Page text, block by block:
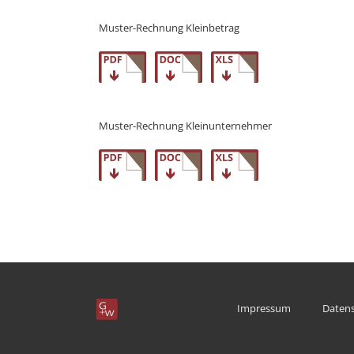
Mus­ter-Rech­nung Kleinbetrag
Mus­ter-Rech­nung Kleinunternehmer
Impres­sum